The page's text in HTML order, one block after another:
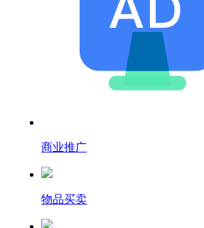
商业推广
物品买卖